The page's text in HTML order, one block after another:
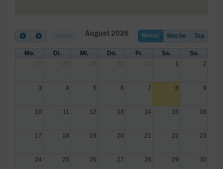
Monat Woche Tag
August 2026
Mo. Di. Mi. Do. Fr. Sa.
So.
1 2
3 4 5 6 7 8 9
10 11 12 13 14 15 16
17 18 19 20 21 22 23
24 25 26 27 28 29 30